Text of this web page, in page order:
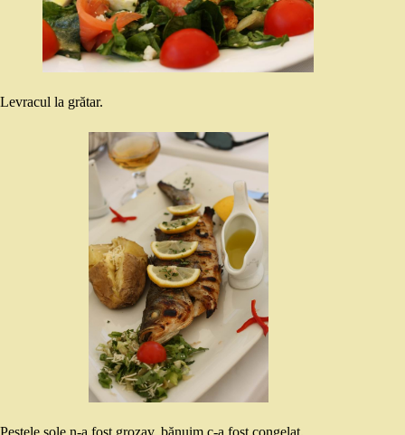
Levracul la grătar.
Peştele sole n-a fost grozav, bănuim c-a fost congelat.